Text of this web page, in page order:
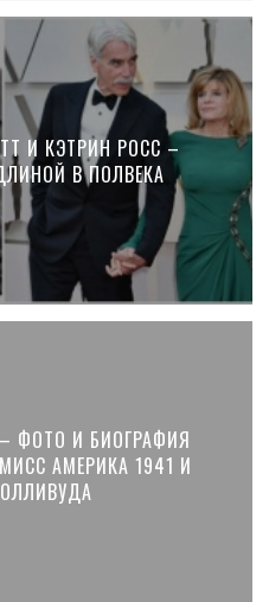
И КЭТРИН РОСС –
В ПОЛВЕКА
ФОТО И БИОГРАФИЯ
АМЕРИКА 1941 И